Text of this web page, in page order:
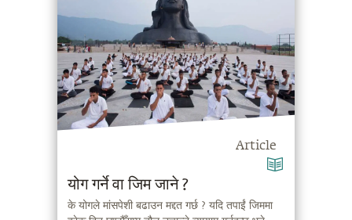
Article
योग गर्ने वा जिम जाने ?
के योगले मांसपेशी बढाउन मद्दत गर्छ ? यदि तपाईं जिममा